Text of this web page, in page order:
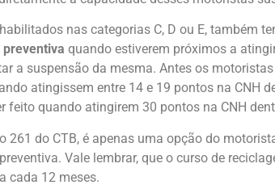
nas categorias C, D ou E, também
quando estiverem próximos a
a suspensão da mesma. Antes os
atingissem entre 14 e 19 pontos na CNH
feito quando atingirem 30 pontos na CNH
261 do CTB, é apenas uma opção do
Vale lembrar, que o curso de
cada 12 meses.